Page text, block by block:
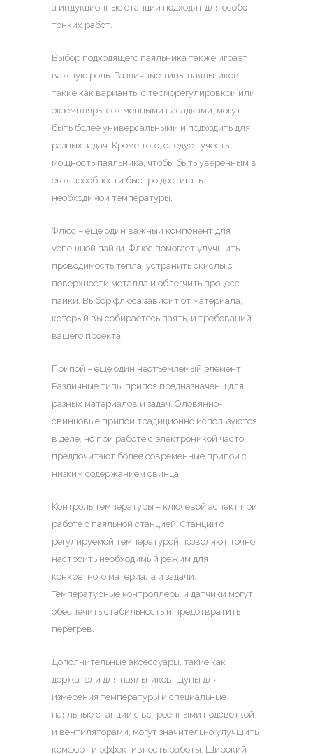
а индукционные станции подходят для особо
тонких работ.
Выбор подходящего паяльника также играет
важную роль. Различные типы паяльников,
такие как варианты с терморегулировкой или
экземпляры со сменными насадками, могут
быть более универсальными и подходить для
разных задач. Кроме того, следует учесть
мощность паяльника, чтобы быть уверенным в
его способности быстро достигать
необходимой температуры.
Флюс – еще один важный компонент для
успешной пайки. Флюс помогает улучшить
проводимость тепла, устранить окислы с
поверхности металла и облегчить процесс
пайки. Выбор флюса зависит от материала,
который вы собираетесь паять, и требований
вашего проекта.
Припой – еще один неотъемлемый элемент.
Различные типы припоя предназначены для
разных материалов и задач. Оловянно-
свинцовые припои традиционно используются
в деле, но при работе с электроникой часто
предпочитают более современные припои с
низким содержанием свинца.
Контроль температуры – ключевой аспект при
работе с паяльной станцией. Станции с
регулируемой температурой позволяют точно
настроить необходимый режим для
конкретного материала и задачи.
Температурные контроллеры и датчики могут
обеспечить стабильность и предотвратить
перегрев.
Дополнительные аксессуары, такие как
держатели для паяльников, щупы для
измерения температуры и специальные
паяльные станции с встроенными подсветкой
и вентиляторами, могут значительно улучшить
комфорт и эффективность работы. Широкий